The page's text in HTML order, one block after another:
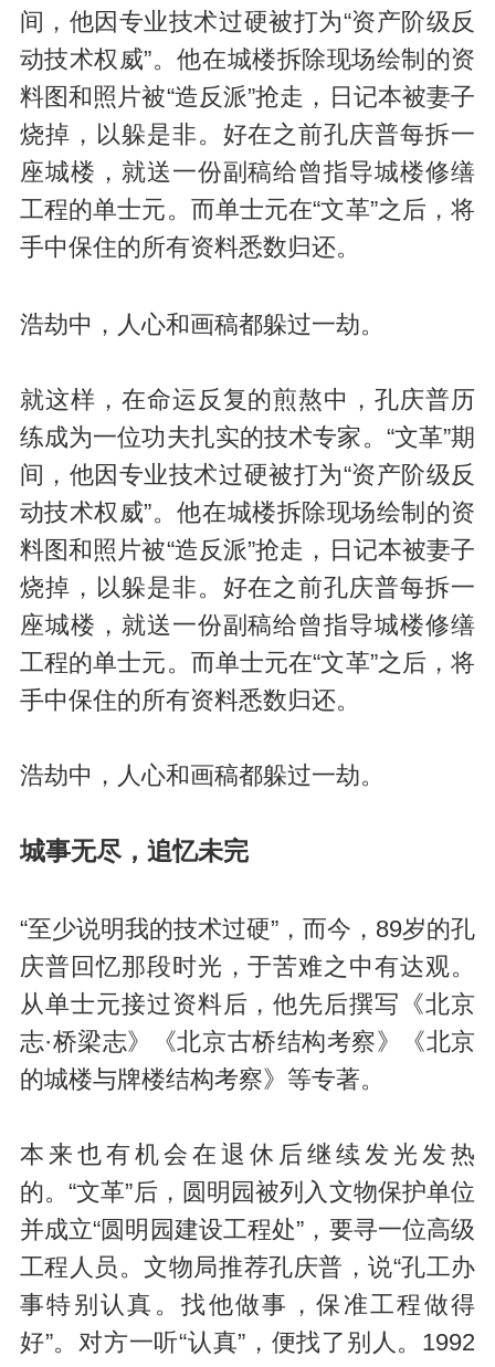
间，他因专业技术过硬被打为“资产阶级反
动技术权威”。他在城楼拆除现场绘制的资
料图和照片被“造反派”抢走，日记本被妻子
烧掉，以躲是非。好在之前孔庆普每拆一
座城楼，就送一份副稿给曾指导城楼修缮
工程的单士元。而单士元在“文革”之后，将
手中保住的所有资料悉数归还。
浩劫中，人心和画稿都躲过一劫。
就这样，在命运反复的煎熬中，孔庆普历
练成为一位功夫扎实的技术专家。“文革”期
间，他因专业技术过硬被打为“资产阶级反
动技术权威”。他在城楼拆除现场绘制的资
料图和照片被“造反派”抢走，日记本被妻子
烧掉，以躲是非。好在之前孔庆普每拆一
座城楼，就送一份副稿给曾指导城楼修缮
工程的单士元。而单士元在“文革”之后，将
手中保住的所有资料悉数归还。
浩劫中，人心和画稿都躲过一劫。
城事无尽，追忆未完
“至少说明我的技术过硬”，而今，89岁的孔
庆普回忆那段时光，于苦难之中有达观。
从单士元接过资料后，他先后撰写《北京
志·桥梁志》《北京古桥结构考察》《北京
的城楼与牌楼结构考察》等专著。
本来也有机会在退休后继续发光发热
的。“文革”后，圆明园被列入文物保护单位
并成立“圆明园建设工程处”，要寻一位高级
工程人员。文物局推荐孔庆普，说“孔工办
事特别认真。找他做事，保准工程做得
好”。对方一听“认真”，便找了别人。1992